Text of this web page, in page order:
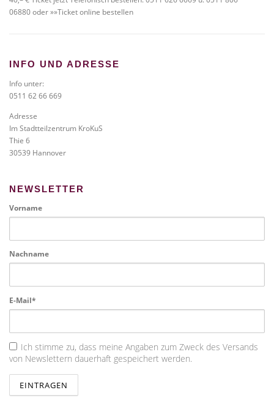
06880 oder »»Ticket online bestellen
INFO UND ADRESSE
Info unter:
0511 62 66 669
Adresse
Im Stadtteilzentrum KroKuS
Thie 6
30539 Hannover
NEWSLETTER
Vorname
Nachname
E-Mail*
Ich stimme zu, dass meine Angaben zum Zweck des Versands
von Newslettern dauerhaft gespeichert werden.